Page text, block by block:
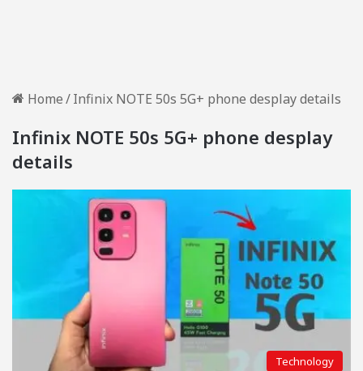
Home/Infinix NOTE 50s 5G+ phone desplay details
Infinix NOTE 50s 5G+ phone desplay
details
Technology